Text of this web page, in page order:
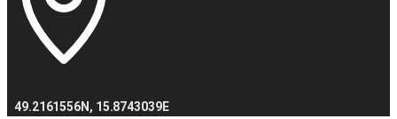
49.2161556N, 15.8743039E